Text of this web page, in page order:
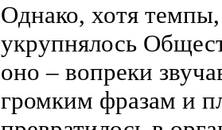
Однако, хотя
укрупнялось
оно – вопреки
громким фразам и